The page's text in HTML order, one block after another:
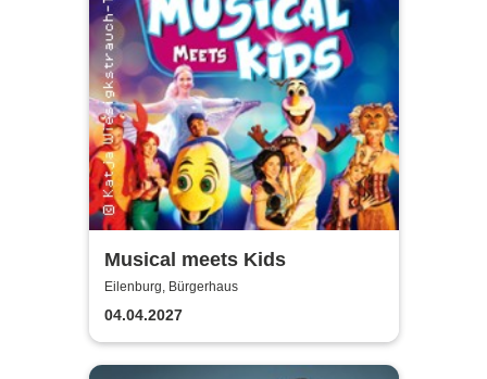
Musical meets Kids
Eilenburg, Bürgerhaus
04.04.2027